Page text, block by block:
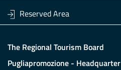
Reserved Area
The Regional Tourism Board
Pugliapromozione - Headquarter